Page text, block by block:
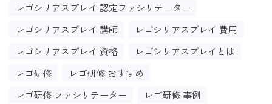
レゴシリアスプレイ 認定ファシリテーター
レゴシリアスプレイ 講師
レゴシリアスプレイ 費用
レゴシリアスプレイ 資格
レゴシリアスプレイとは
レゴ研修
レゴ研修 おすすめ
レゴ研修 ファシリテーター
レゴ研修 事例